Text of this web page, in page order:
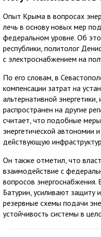
Опыт Крыма в вопросах
лечь в основу новых мер
федеральном уровне. Об
республики, политолог
с электроснабжением на
По его словам, в
компенсации затрат на
альтернативной
распространен на другие
считает, что подобные
энергетической автономии и
действующую
Он также отметил, что
взаимодействие с
вопросов энергоснабжения.
Батурин, усиливают защиту
резервные схемы подачи
устойчивость системы в